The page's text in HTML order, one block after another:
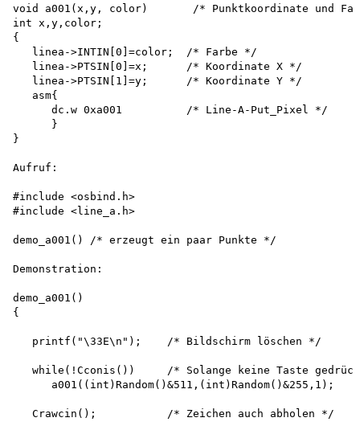
void a001(x,y, color)       /* Punktkoordinate und
int x,y,color;
{
   linea->INTIN[0]=color;  /* Farbe */
   linea->PTSIN[0]=x;      /* Koordinate X */
   linea->PTSIN[1]=y;      /* Koordinate Y */
   asm{
      dc.w 0xa001          /* Line-A-Put_Pixel */
      }
}
Aufruf:
#include <osbind.h>
#include <line_a.h>
demo_a001() /* erzeugt ein paar Punkte */
Demonstration:
demo_a001()
{
   printf("\33E\n");    /* Bildschirm löschen */
while(!Cconis())     /* Solange keine Taste
      a001((int)Random()&511,(int)Random()&255,1);
   Crawcin();           /* Zeichen auch abholen */